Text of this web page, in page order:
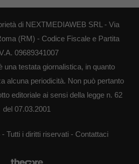
di NEXTMEDIAWEB SRL - Via
(RM) - Codice Fiscale e Partita
09689341007
una testata giornalistica, in quanto
alcuna periodicità. Non può pertanto
editoriale ai sensi della legge n. 62
del 07.03.2001
Tutti i diritti riservati - Contattaci